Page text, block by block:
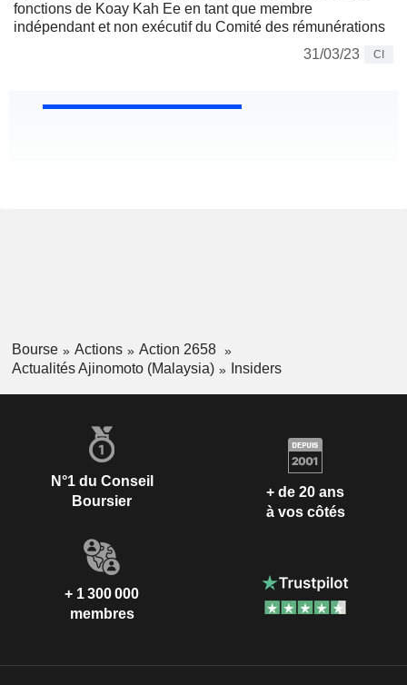
fonctions de Koay Kah Ee en tant que membre
indépendant et non exécutif du Comité des rémunérations
31/03/23
CI
Bourse Actions
Action 2658
Actualités Ajinomoto (Malaysia)
Insiders
N°1 du Conseil
Boursier
+ de 20 ans
à vos côtés
+ 1 300 000
membres